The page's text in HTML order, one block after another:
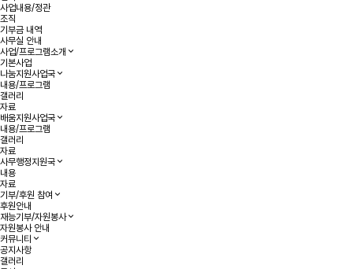
사업내용/정관
조직
기부금 내역
사무실 안내
사업/프로그램소개
기본사업
나눔지원사업국
내용/프로그램
갤러리
자료
배움지원사업국
내용/프로그램
갤러리
자료
사무행정지원국
내용
자료
기부/후원 참여
후원안내
재능기부/자원봉사
자원봉사 안내
커뮤니티
공지사항
갤러리